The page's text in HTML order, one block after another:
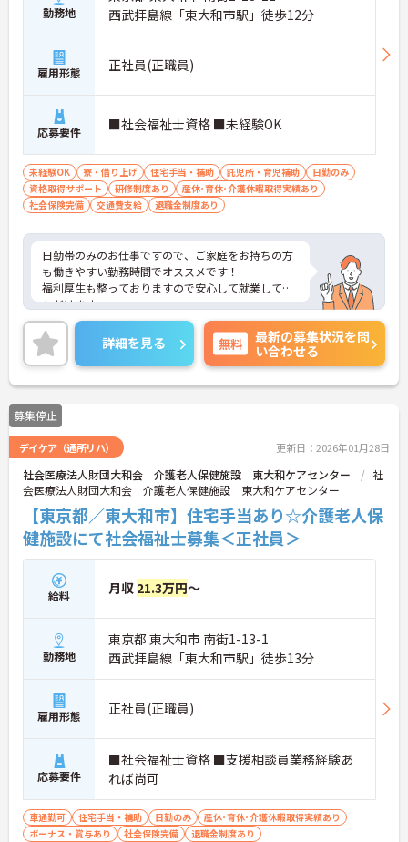
勤務地
西武拝島線「東大和市駅」徒歩12分
雇用形態 正社員(正職員)
応募要件 ■社会福祉士資格 ■未経験OK
未経験OK 寮・借り上げ 住宅手当・補助 託児所・育児補助
日勤のみ
資格取得サポート
研修制度あり
産休･育休･介護休暇取得実績あり
社会保険完備
交通費支給 退職金制度あり
日勤帯のみのお仕事ですので、ご家庭をお持ちの方
も働きやすい勤務時間でオススメです！
福利厚生も整っておりますので安心して就業してい
ただけます。
ご興味ある方には、面接対策ポイントなど、さらに
詳細をお話しいたしますのでお気軽にご相談くださ
い。
詳細を見る 無料
最新の募集状況を問
い合わせる
募集停止
デイケア（通所リハ） 更新日：2026年01月28日
社会医療法人財団大和会 介護老人保健施設 東大和ケアセンター
社
会医療法人財団大和会 介護老人保健施設 東大和ケアセンター
【東京都／東大和市】住宅手当あり☆介護老人保
健施設にて社会福祉士募集＜正社員＞
給料 月収 21.3万円～
勤務地
東京都 東大和市 南街1-13-1
西武拝島線「東大和市駅」徒歩13分
雇用形態 正社員(正職員)
応募要件
■社会福祉士資格 ■支援相談員業務経験あ
れば尚可
車通勤可 住宅手当・補助 日勤のみ
産休･育休･介護休暇取得実績あり
ボーナス・賞与あり
社会保険完備 退職金制度あり